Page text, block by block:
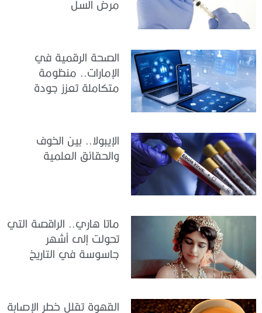
مرض السل
الصحة الرقمية في
الإمارات.. منظومة
متكاملة تعزز جودة
الإيبولا.. بين الخوف
والحقائق العلمية
ماتا هاري.. الراقصة التي
تحولت إلى أشهر
جاسوسة في التاريخ
القهوة تقلل خطر الإصابة